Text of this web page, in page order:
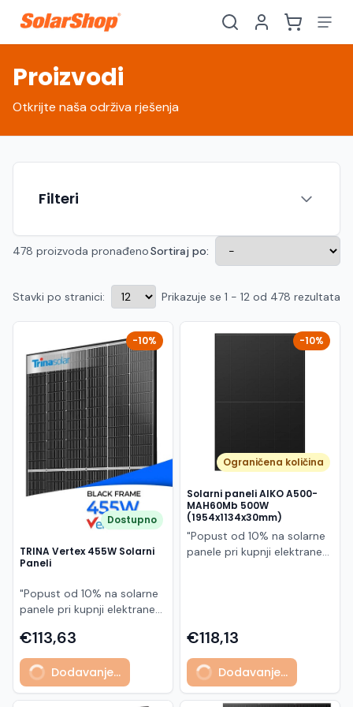
Hrvatski EN
Crnogorski
MK Македонски
Proizvodi
Otkrijte naša održiva rješenja
Filteri
478 proizvoda pronađenoSortiraj po:
Stavki po stranici: Prikazuje se 1 - 12 od 478 rezultata
-10%
Dostupno
TRINA Vertex 455W Solarni
Paneli
"Popust od 10% na solarne
panele pri kupnji elektrane
Model TSM-455NEG9R.28
predstavlja napredni
glass/glass N-type solarni
modul s visokom
učinkovitošću, dugim
€113,63
Dodavanje...
-10%
Ograničena količina
Solarni paneli AIKO A500-
MAH60Mb 500W
(1954x1134x30mm)
"Popust od 10% na solarne
panele pri kupnji elektrane
500 W iz Neostar 2S serije,
baziran na naprednoj N-
type ABC (All Back Contact)
tehnologiji. Ovaj panel je
namijenjen za moderne
€118,13
Dodavanje...